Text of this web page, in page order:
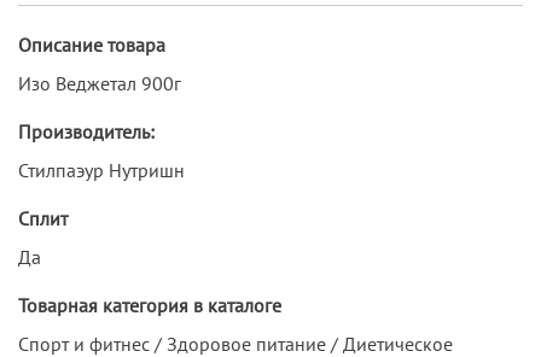
Описание товара
Изо Веджетал 900г
Производитель:
Стилпаэур Нутришн
Сплит
Да
Товарная категория в каталоге
Спорт и фитнес / Здоровое питание / Диетическое